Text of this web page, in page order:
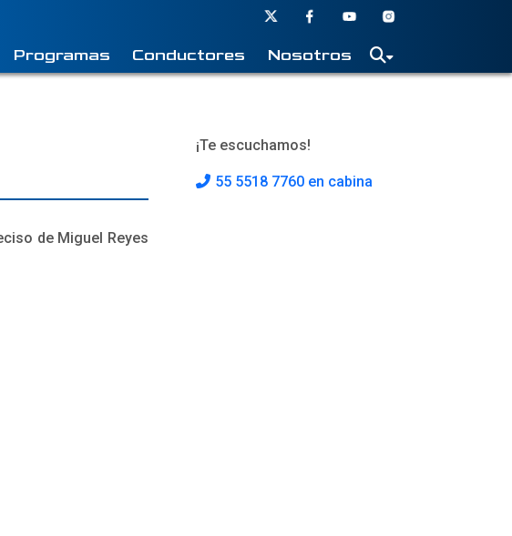
Programas Conductores Nosotros
de Miguel Reyes
¡Te escuchamos!
55 5518 7760 en cabina